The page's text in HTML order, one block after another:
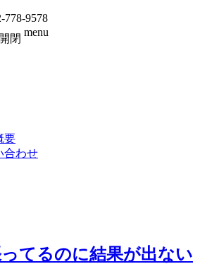
778-9578
menu
要
合わせ
てるのに結果が出ない